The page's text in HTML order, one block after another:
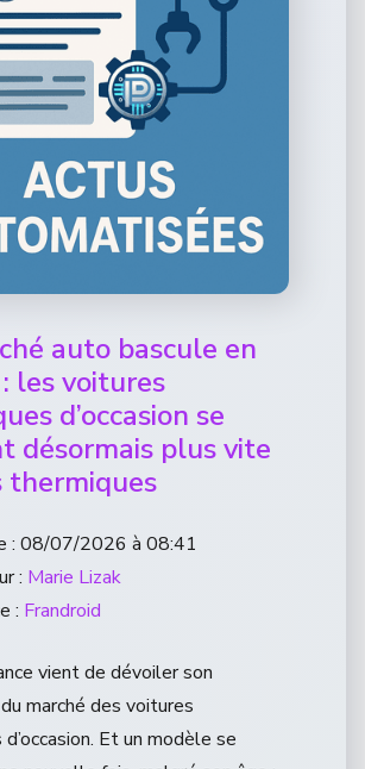
auto bascule en
les voitures
d’occasion se
désormais plus vite
thermiques
: 08/07/2026 à 08:41
: Marie Lizak
: Frandroid
vient de dévoiler son
marché des voitures
Et un modèle se